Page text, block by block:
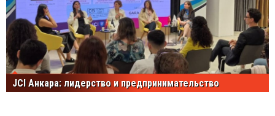
JCI Анкара: лидерство и предпринимательство